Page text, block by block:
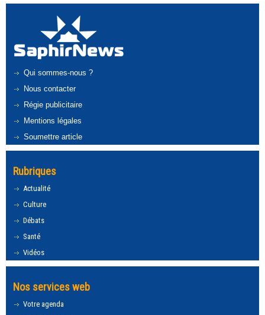
Qui sommes-nous ?
Nous contacter
Régie publicitaire
Mentions légales
Soumettre article
Rubriques
Actualité
Culture
Débats
Santé
Vidéos
Nos services web
Votre agenda